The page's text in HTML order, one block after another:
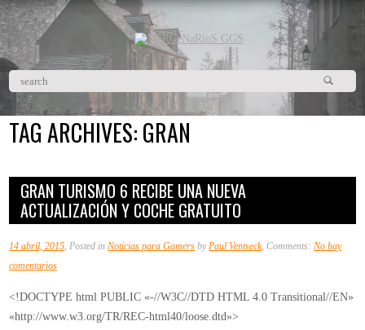
TAG ARCHIVES:GRAN
GRAN TURISMO 6 RECIBE UNA NUEVA
ACTUALIZACIÓN Y COCHE GRATUITO
14 abril, 2015 , Posted in Noticias para Gamers by Paul Ventseck, Comments: No hay
comentariosen
Turismo
6
<!DOCTYPE html PUBLIC «-//W3C//DTD HTML 4.0 Transitional//EN»
«http://www.w3.org/TR/REC-html40/loose.dtd»>